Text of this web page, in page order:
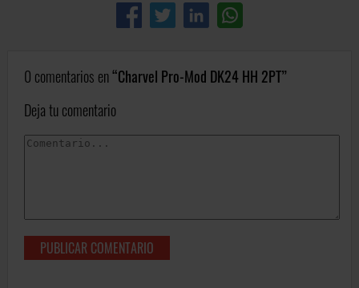
0 comentarios en Charvel Pro-Mod DK24 HH 2PT
Deja tu comentario